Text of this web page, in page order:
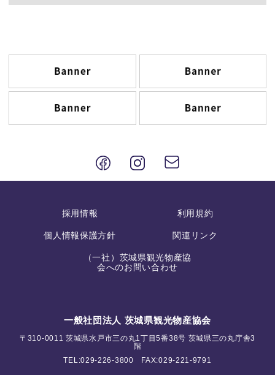
採用情報 利用規約
個人情報保護方針 関連リンク
（一社）茨城県観光物産協
会へのお問い合わせ
一般社団法人 茨城県観光物産協会
〒310-0011 茨城県水戸市三の丸1丁目5番38号 茨城県三の丸庁舎3
階
TEL:029-226-3800 FAX:029-221-9791